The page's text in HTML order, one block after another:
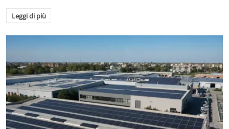
Leggi di più